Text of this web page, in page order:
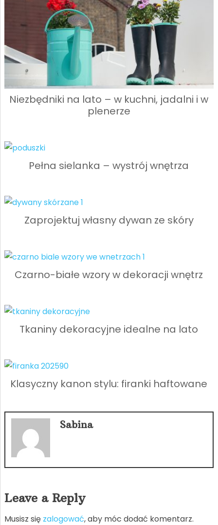
Niezbędniki na lato – w kuchni, jadalni i w
plenerze
Pełna sielanka – wystrój wnętrza
Zaprojektuj własny dywan ze skóry
Czarno-białe wzory w dekoracji wnętrz
Tkaniny dekoracyjne idealne na lato
Klasyczny kanon stylu: firanki haftowane
Sabina
Leave a Reply
Musisz się zalogować, aby móc dodać komentarz.